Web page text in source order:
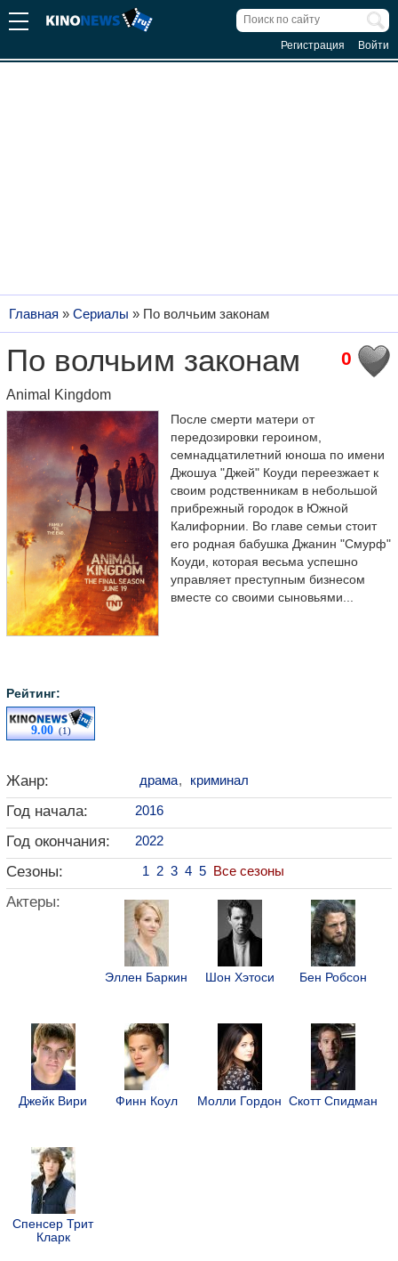
Регистрация Войти
Главная » Сериалы » По волчьим законам
0
По волчьим законам
Animal Kingdom
Рейтинг:
9.00(1)
После смерти матери от
передозировки героином,
семнадцатилетний юноша по имени
Джошуа "Джей" Коуди переезжает к
своим родственникам в небольшой
прибрежный городок в Южной
Калифорнии. Во главе семьи стоит
его родная бабушка Джанин "Смурф"
Коуди, которая весьма успешно
управляет преступным бизнесом
вместе со своими сыновьями...
Жанр: драма, криминал
Год начала: 2016
Год окончания: 2022
Сезоны: 1 2 3 4 5 Все сезоны
Актеры:
Эллен Баркин Шон Хэтоси Бен Робсон
Джейк Вири Финн Коул Молли Гордон Скотт Спидман
Спенсер Трит
Кларк